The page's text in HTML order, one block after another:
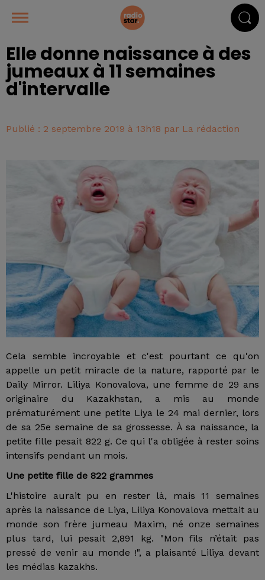
Elle donne naissance à des
jumeaux à 11 semaines
d'intervalle
Publié : 2 septembre 2019 à 13h18 par La rédaction
Cela semble incroyable et c'est pourtant ce qu'on
appelle un petit miracle de la nature, rapporté par le
Daily Mirror. Liliya Konovalova, une femme de 29 ans
originaire du Kazakhstan, a mis au monde
prématurément une petite Liya le 24 mai dernier, lors
de sa 25e semaine de sa grossesse. À sa naissance, la
petite fille pesait 822 g. Ce qui l'a obligée à rester soins
intensifs pendant un mois.
Une petite fille de 822 grammes
L'histoire aurait pu en rester là, mais 11 semaines
après la naissance de Liya, Liliya Konovalova mettait au
monde son frère jumeau Maxim, né onze semaines
plus tard, lui pesait 2,891 kg. "Mon fils n’était pas
pressé de venir au monde !", a plaisanté Liliya devant
les médias kazakhs.